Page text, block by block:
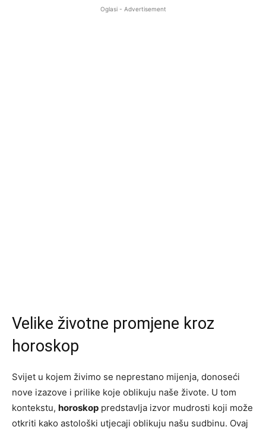
Oglasi - Advertisement
Velike životne promjene kroz
horoskop
Svijet u kojem živimo se neprestano mijenja, donoseći
nove izazove i prilike koje oblikuju naše živote. U tom
kontekstu, horoskop predstavlja izvor mudrosti koji može
otkriti kako astološki utjecaji oblikuju našu sudbinu. Ovaj